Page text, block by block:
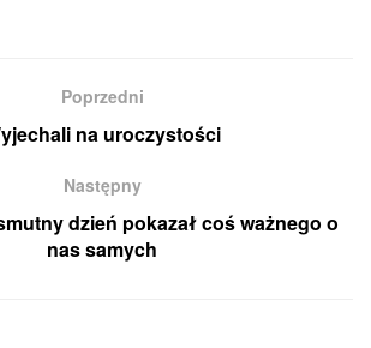
Poprzedni
na uroczystości
Następny
dzień pokazał coś ważnego o
nas samych